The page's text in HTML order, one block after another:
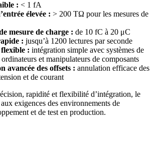
: < 1 fA
élevée : > 200 TΩ pour les mesures de
mesure de charge : de 10 fC à 20 μC
: jusqu’à 1200 lectures par seconde
: intégration simple avec systèmes de
et manipulateurs de composants
avancée des offsets : annulation efficace des
et de courant
rapidité et flexibilité d’intégration, le
exigences des environnements de
et de test en production.